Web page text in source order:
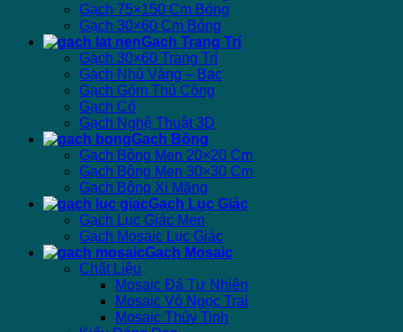
Gạch 75×150 Cm Bóng
Gạch 30×60 Cm Bóng
Gạch Trang Trí
Gạch 30×60 Trang Trí
Gạch Nhủ Vàng – Bạc
Gạch Gốm Thủ Công
Gạch Cổ
Gạch Nghệ Thuật 3D
Gạch Bông
Gạch Bông Men 20×20 Cm
Gạch Bông Men 30×30 Cm
Gạch Bông Xi Măng
Gạch Lục Giác
Gạch Lục Giác Men
Gạch Mosaic Lục Giác
Gạch Mosaic
Chất Liệu
Mosaic Đá Tự Nhiên
Mosaic Vỏ Ngọc Trai
Mosaic Thủy Tinh